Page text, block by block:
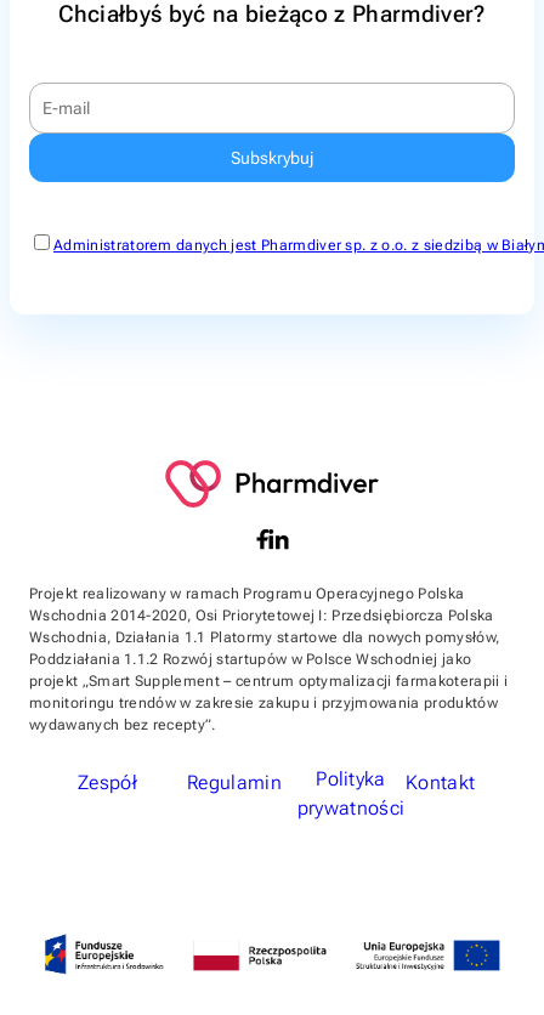
Chciałbyś być na bieżąco z Pharmdiver?
Administratorem danych jest Pharmdiver sp. z o.o. z siedzibą w
Projekt realizowany w ramach Programu Operacyjnego Polska
Wschodnia 2014-2020, Osi Priorytetowej I: Przedsiębiorcza Polska
Wschodnia, Działania 1.1 Platormy startowe dla nowych pomysłów,
Poddziałania 1.1.2 Rozwój startupów w Polsce Wschodniej jako
projekt „Smart Supplement – centrum optymalizacji farmakoterapii i
monitoringu trendów w zakresie zakupu i przyjmowania produktów
wydawanych bez recepty”.
Zespół Regulamin
Polityka
prywatności
Kontakt